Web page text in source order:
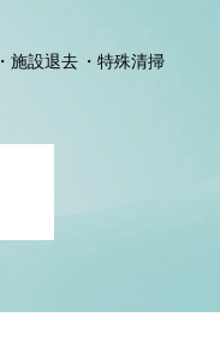
施設退去 特殊清掃